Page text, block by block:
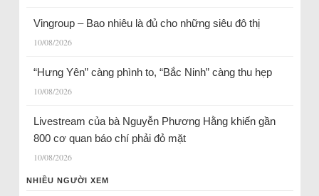
Vingroup – Bao nhiêu là đủ cho những siêu đô thị
10/08/2026
“Hưng Yên” càng phình to, “Bắc Ninh” càng thu hẹp
10/08/2026
Livestream của bà Nguyễn Phương Hằng khiến gần
800 cơ quan báo chí phải đỏ mặt
10/08/2026
NHIỀU NGƯỜI XEM